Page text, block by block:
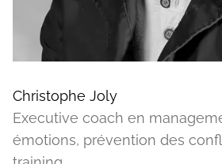
Christophe Joly
Executive coach en
émotions, prévention des